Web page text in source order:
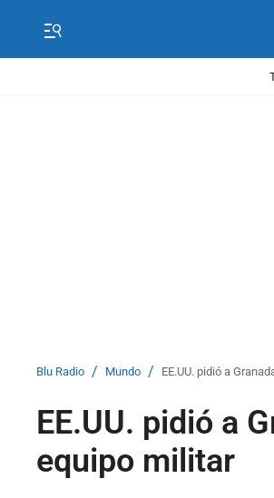
Blu Radio / Mundo / EE.UU. pidió a
EE.UU. pidió a
equipo militar